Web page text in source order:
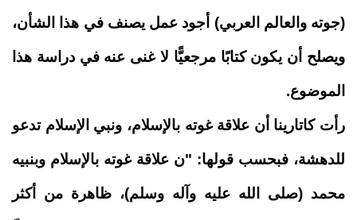
(جوته والعالم العربي) أجود عمل يصنف في هذا الشأن،
ويصلح أن يكون كتابًا مرجعيًّا لا غنى عنه في دراسة هذا
الموضوع.
رأت كاتارينا أن علاقة غوته بالإسلام، ونبي الإسلام تدعو
للدهشة، فبحسب قولها: "ن علاقة غوته بالإسلام وبنبيه
محمد (صلى الله عليه وآله وسلم)، ظاهرة من أكثر